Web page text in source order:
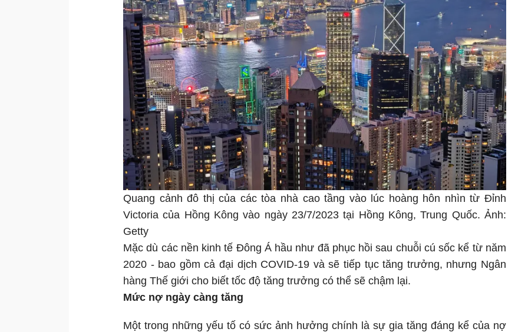
Quang cảnh đô thị của các tòa nhà cao tầng vào lúc hoàng hôn nhìn từ Đỉnh
Victoria của Hồng Kông vào ngày 23/7/2023 tại Hồng Kông, Trung Quốc. Ảnh:
Getty
Mặc dù các nền kinh tế Đông Á hầu như đã phục hồi sau chuỗi cú sốc kể từ năm
2020 - bao gồm cả đại dịch COVID-19 và sẽ tiếp tục tăng trưởng, nhưng Ngân
hàng Thế giới cho biết tốc độ tăng trưởng có thể sẽ chậm lại.
Mức nợ ngày càng tăng
Một trong những yếu tố có sức ảnh hưởng chính là sự gia tăng đáng kể của nợ